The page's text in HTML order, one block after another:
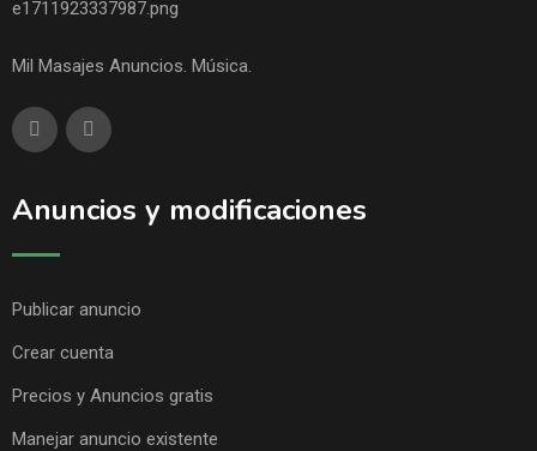
Mil Masajes Anuncios. Música.
Anuncios y modificaciones
Publicar anuncio
Crear cuenta
Precios y Anuncios gratis
Manejar anuncio existente